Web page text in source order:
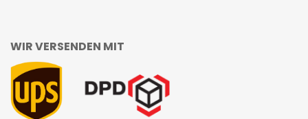
WIR VERSENDEN MIT